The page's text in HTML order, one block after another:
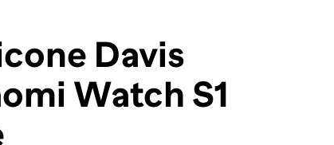
Davis
Watch S1